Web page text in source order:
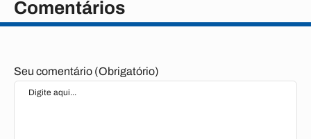
Comentários
Seu comentário (Obrigatório)